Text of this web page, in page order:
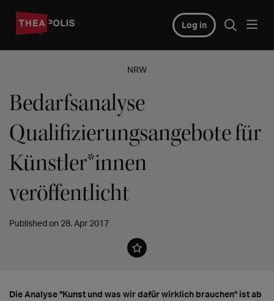
Log in
NRW
Bedarfsanalyse
Qualifizierungsangebote für
Künstler*innen
veröffentlicht
Published on 28. Apr 2017
Die Analyse "Kunst und was wir dafür wirklich brauchen" ist ab